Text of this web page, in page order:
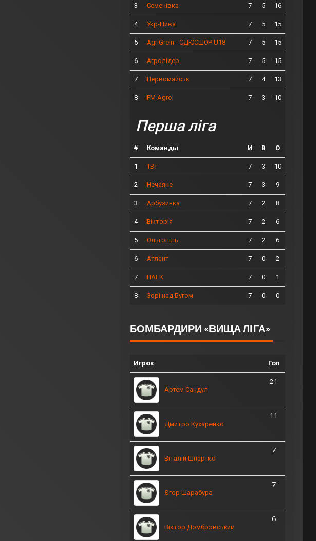
3 Семенівка 7 5 16
4 Укр-Нива 7 5 15
5 AgriGrein - СДЮСШОР U18 7 5 15
6 Агролідер 7 5 15
7 Первомайськ 7 4 13
8 FM Agro 7 3 10
Перша ліга
# Команды И В О
1 ТВТ 7 3 10
2 Нечаяне 7 3 9
3 Арбузинка 7 2 8
4 Вікторія 7 2 6
5 Ольгопіль 7 2 6
6 Атлант 7 0 2
7 ПАЕК 7 0 1
8 Зорі над Бугом 7 0 0
БОМБАРДИРИ «ВИЩА ЛІГА»
Игрок Гол
Артем Сандул
21
Дмитро Кухаренко
11
Віталій Шпартко
7
Єгор Шарабура
7
Віктор Домбровський
6